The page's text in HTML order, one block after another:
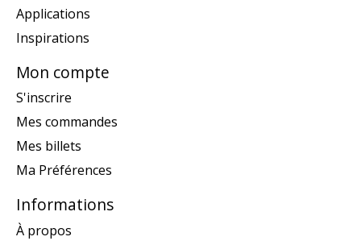
Applications
Inspirations
Mon compte
S'inscrire
Mes commandes
Mes billets
Ma Préférences
Informations
À propos